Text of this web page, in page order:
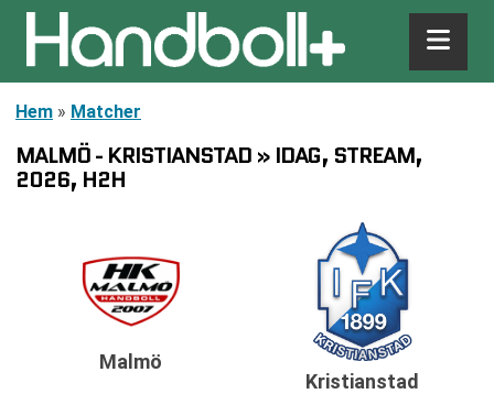
Hem » Matcher
MALMÖ - KRISTIANSTAD » IDAG, STREAM,
2026, H2H
Malmö
Kristianstad